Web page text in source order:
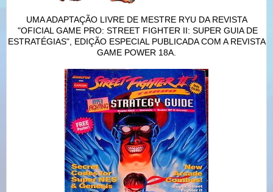
UMA ADAPTAÇÃO LIVRE DE MESTRE RYU DA REVISTA
"OFICIAL GAME PRO: STREET FIGHTER II: SUPER GUIA DE
ESTRATÉGIAS", EDIÇÃO ESPECIAL PUBLICADA COM A REVISTA
GAME POWER 18A.